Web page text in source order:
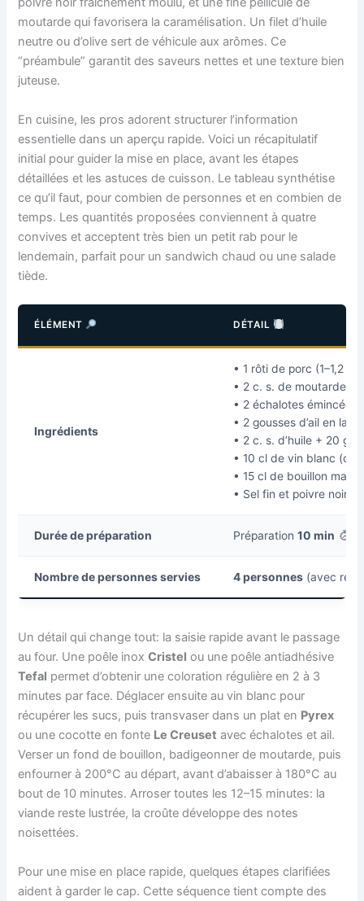
moutarde qui favorisera la caramélisation. Un filet d’huile
neutre ou d’olive sert de véhicule aux arômes. Ce
“préambule” garantit des saveurs nettes et une texture bien
juteuse.
En cuisine, les pros adorent structurer l’information
essentielle dans un aperçu rapide. Voici un récapitulatif
initial pour guider la mise en place, avant les étapes
détaillées et les astuces de cuisson. Le tableau synthétise
ce qu’il faut, pour combien de personnes et en combien de
temps. Les quantités proposées conviennent à quatre
convives et acceptent très bien un petit rab pour le
lendemain, parfait pour un sandwich chaud ou une salade
tiède.
ÉLÉMENT DÉTAIL
Ingrédients
• 1 rôti de porc (1–1,2
• 2 c. s. de moutarde
• 2 échalotes émincées
• 2 gousses d’ail en
• 2 c. s. d’huile + 20 g
• 10 cl de vin blanc
• 15 cl de bouillon
• Sel fin et poivre noir
Durée de préparation Préparation10 min
Nombre de personnes servies 4 personnes (avec
Un détail qui change tout: la saisie rapide avant le passage
au four. Une poêle inoxCristel ou une poêle antiadhésive
Tefal permet d’obtenir une coloration régulière en 2 à 3
minutes par face. Déglacer ensuite au vin blanc pour
récupérer les sucs, puis transvaser dans un plat en Pyrex
ou une cocotte en fonte Le Creuset avec échalotes et ail.
Verser un fond de bouillon, badigeonner de moutarde, puis
enfourner à 200°C au départ, avant d’abaisser à 180°C au
bout de 10 minutes. Arroser toutes les 12–15 minutes: la
viande reste lustrée, la croûte développe des notes
noisettées.
Pour une mise en place rapide, quelques étapes clarifiées
aident à garder le cap. Cette séquence tient compte des